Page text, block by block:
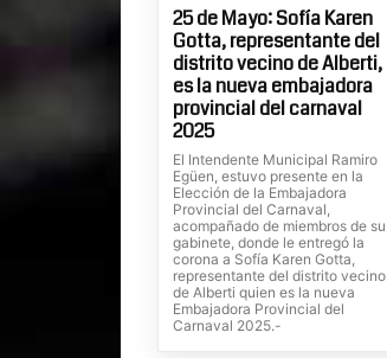
25 de Mayo: Sofía Karen
Gotta, representante del
distrito vecino de Alberti,
es la nueva embajadora
provincial del carnaval
2025
El Intendente Municipal Ramiro
Egüen, estuvo presente en la
Elección de la Embajadora
Provincial del Carnaval,
acompañado de miembros de su
gabinete, donde le entregó la
corona a Sofía Karen Gotta,
representante del distrito vecino
de Alberti quien es la nueva
Embajadora Provincial del
Carnaval 2025.-